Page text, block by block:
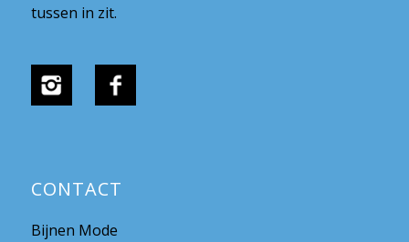
tussen in zit.
CONTACT
Bijnen Mode